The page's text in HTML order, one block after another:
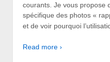
courants. Je vous propose
spécifique des photos «
et de voir pourquoi
Read more ›